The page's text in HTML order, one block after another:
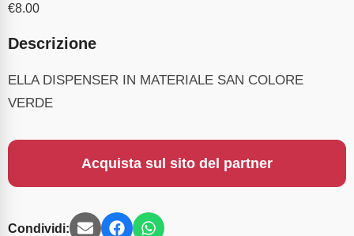
€8.00
Descrizione
ELLA DISPENSER IN MATERIALE SAN COLORE
VERDE
Acquista sul sito del partner
Condividi: